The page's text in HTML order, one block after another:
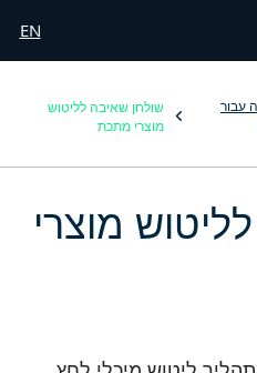
EN
עבור
שולחן שאיבה לליטוש
מוצרי מתכת
מוצרי